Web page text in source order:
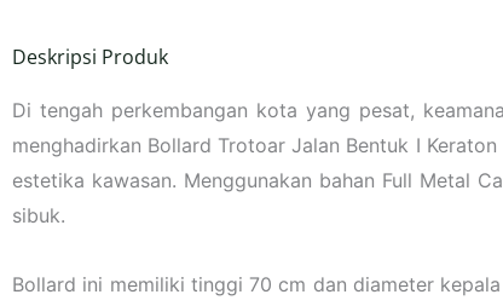
Deskripsi Produk
Di tengah perkembangan kota yang pesat,
menghadirkan Bollard Trotoar Jalan Bentuk I
estetika kawasan. Menggunakan bahan Full Metal
sibuk.
Bollard ini memiliki tinggi 70 cm dan diameter